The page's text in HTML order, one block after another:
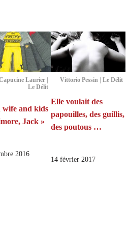
Laurier |
Le Délit
wife and kids
Jack »
2016
Vittorio Pessin | Le Délit
Elle voulait des
papouilles, des guillis,
des poutous …
14 février 2017